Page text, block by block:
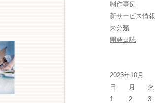
制作事例
新サービス情報
未分類
開発日誌
2023年10月
日
月 火
1
2 3